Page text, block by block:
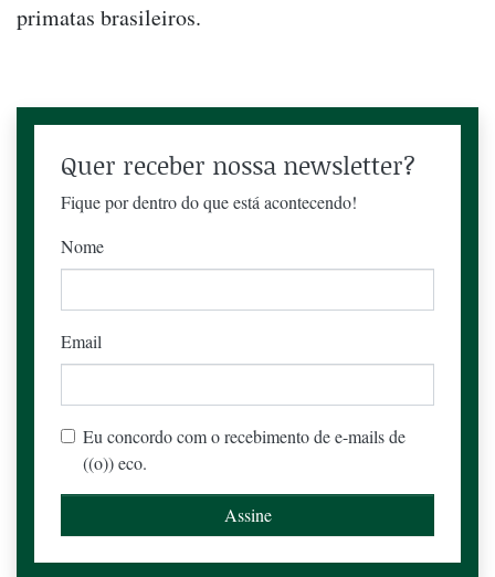
primatas brasileiros.
Quer receber nossa newsletter?
Fique por dentro do que está acontecendo!
Nome
Email
Eu concordo com o recebimento de e-mails de
((o)) eco.